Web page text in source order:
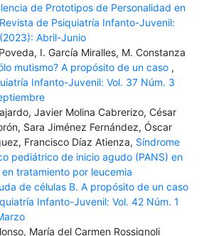
de Prototipos de Personalidad en
Revista de Psiquiatría Infanto-Juvenil:
Abril-Junio
I. García Miralles, M. Constanza
mutismo? A propósito de un caso ,
Infanto-Juvenil: Vol. 37 Núm. 3
Javier Molina Cabrerizo, César
Sara Jiménez Fernández, Óscar
Francisco Díaz Atienza, Síndrome
pediátrico de inicio agudo (PANS) en
tratamiento por leucemia
de células B. A propósito de un caso
Infanto-Juvenil: Vol. 42 Núm. 1
María del Carmen Rossignoli